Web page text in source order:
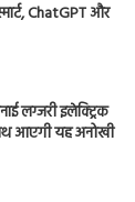
ChatGPT और
लग्जरी इलेक्ट्रिक
आएगी यह अनोखी